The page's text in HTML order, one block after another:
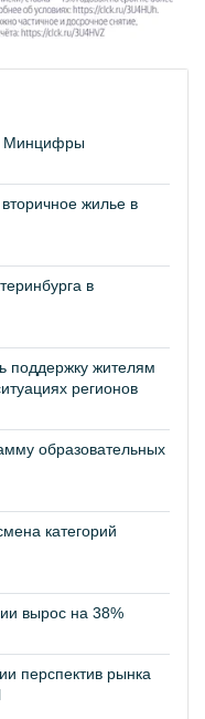
Минцифры
жилье в
в
поддержку жителям
регионов
образовательных
категорий
вырос на 38%
перспектив рынка